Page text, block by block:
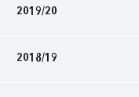
2019/20
2018/19